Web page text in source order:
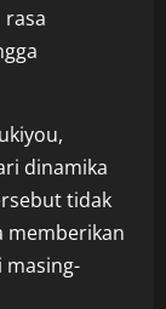
,
dinamika
tidak
memberikan
masing-